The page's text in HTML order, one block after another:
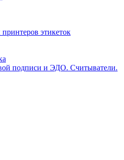
этикеток
подписи и ЭДО. Считыватели.